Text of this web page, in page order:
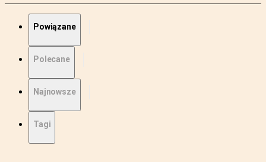
Powiązane
Polecane
Najnowsze
Tagi